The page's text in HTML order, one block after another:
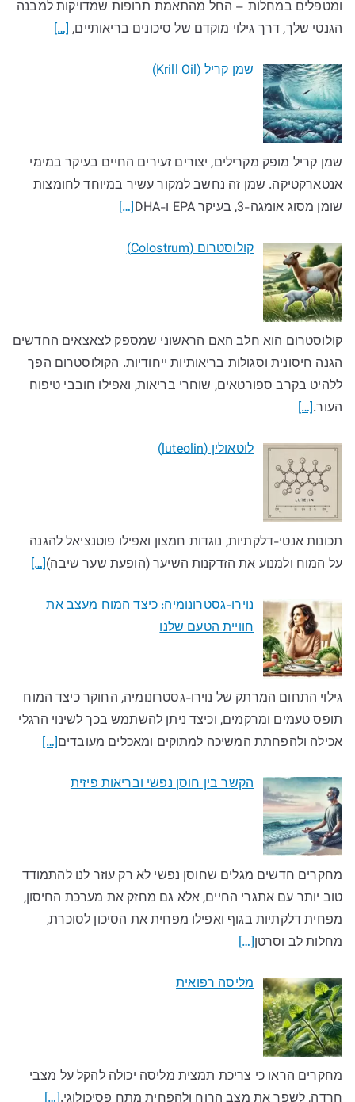
ומטפלים במחלות – החל מהתאמת תרופות שמדויקות למבנה
הגנטי שלך, דרך גילוי מוקדם של סיכונים בריאותיים, […]
שמן קריל (Krill Oil)
שמן קריל מופק מקרילים, יצורים זעירים החיים בעיקר במימי
אנטארקטיקה. שמן זה נחשב למקור עשיר במיוחד לחומצות
שומן מסוג אומגה-3, בעיקר EPA ו-DHA
[…]
קולוסטרום (Colostrum)
קולוסטרום הוא חלב האם הראשוני שמספק לצאצאים החדשים
הגנה חיסונית וסגולות בריאותיות ייחודיות. הקולוסטרום הפך
ללהיט בקרב ספורטאים, שוחרי בריאות, ואפילו חובבי טיפוח
העור.[…]
לוטאולין (luteolin)
תכונות אנטי-דלקתיות, נוגדות חמצון ואפילו פוטנציאל להגנה
על המוח ולמנוע את הזדקנות השיער (הופעת שער שיבה)[…]
נוירו-גסטרונומיה: כיצד המוח מעצב את
חוויית הטעם שלנו​
גילוי התחום המרתק של נוירו-גסטרונומיה, החוקר כיצד המוח
תופס טעמים ומרקמים, וכיצד ניתן להשתמש בכך לשינוי הרגלי
אכילה ולהפחתת המשיכה למתוקים ומאכלים מעובדים​[…]
הקשר בין חוסן נפשי ובריאות פיזית
מחקרים חדשים מגלים שחוסן נפשי לא רק עוזר לנו להתמודד
טוב יותר עם אתגרי החיים, אלא גם מחזק את מערכת החיסון,
מפחית דלקתיות בגוף ואפילו מפחית את הסיכון לסוכרת,
מחלות לב וסרטן[…]
מליסה רפואית
מחקרים הראו כי צריכת תמצית מליסה יכולה להקל על מצבי